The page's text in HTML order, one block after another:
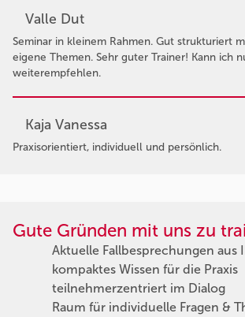
Valle Dut
Seminar in kleinem Rahmen. Gut strukturiert
eigene Themen. Sehr guter Trainer! Kann ich
weiterempfehlen.
Kaja Vanessa
Praxisorientiert, individuell und persönlich.
Gute Gründen mit uns zu
Aktuelle Fallbesprechungen aus
kompaktes Wissen für die Praxis
teilnehmerzentriert im Dialog
Raum für individuelle Fragen &